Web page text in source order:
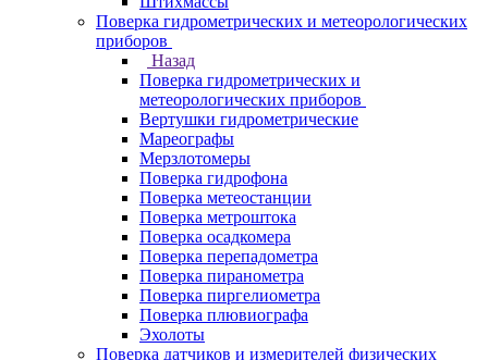
Поверка гидрометрических и метеорологических
приборов
Назад
Поверка гидрометрических и
метеорологических приборов
Вертушки гидрометрические
Мареографы
Мерзлотомеры
Поверка гидрофона
Поверка метеостанции
Поверка метроштока
Поверка осадкомера
Поверка перепадометра
Поверка пиранометра
Поверка пиргелиометра
Поверка плювиографа
Эхолоты
Поверка датчиков и измерителей физических